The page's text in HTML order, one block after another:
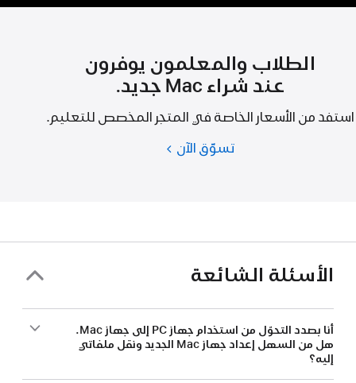
الطلاب والمعلمون يوفرون
عند شراء Mac جديد.
استفد من الأسعار الخاصة في المتجر المخصص للتعليم.
تسوّق الآن الطلاب
Mac
الأسئلة الشائعة
أنا بصدد التحوّل من استخدام جهاز PC إلى جهاز Mac.
هل من السهل إعداد جهاز Mac الجديد ونقل ملفاتي
إليه؟